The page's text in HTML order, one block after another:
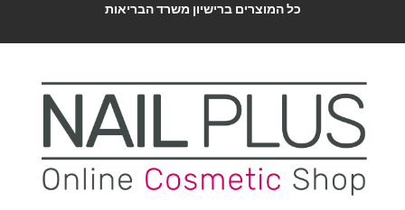
כל המוצרים ברישיון משרד הבריאות